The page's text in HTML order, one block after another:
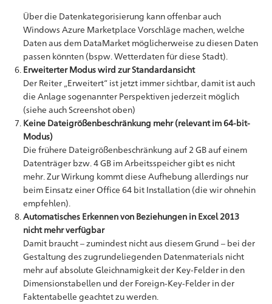
Über die Datenkategorisierung kann offenbar auch
Windows Azure Marketplace Vorschläge machen, welche
Daten aus dem DataMarket möglicherweise zu diesen Daten
passen könnten (bspw. Wetterdaten für diese Stadt).
Erweiterter Modus wird zur Standardansicht
Der Reiter „Erweitert“ ist jetzt immer sichtbar, damit ist auch
die Anlage sogenannter Perspektiven jederzeit möglich
(siehe auch Screenshot oben)
Keine Dateigrößenbeschränkung mehr (relevant im 64-bit-
Modus)
Die frühere Dateigrößenbeschränkung auf 2 GB auf einem
Datenträger bzw. 4 GB im Arbeitsspeicher gibt es nicht
mehr. Zur Wirkung kommt diese Aufhebung allerdings nur
beim Einsatz einer Office 64 bit Installation (die wir ohnehin
empfehlen).
Automatisches Erkennen von Beziehungen in Excel 2013
nicht mehr verfügbar
Damit braucht – zumindest nicht aus diesem Grund – bei der
Gestaltung des zugrundeliegenden Datenmaterials nicht
mehr auf absolute Gleichnamigkeit der Key-Felder in den
Dimensionstabellen und der Foreign-Key-Felder in der
Faktentabelle geachtet zu werden.